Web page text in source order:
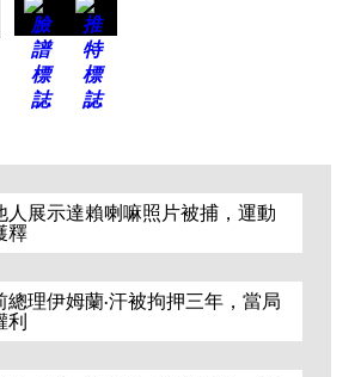
人展示達賴喇嘛照片被捕，運動
釋
總理伊姆蘭·汗被拘押三年，當局
利